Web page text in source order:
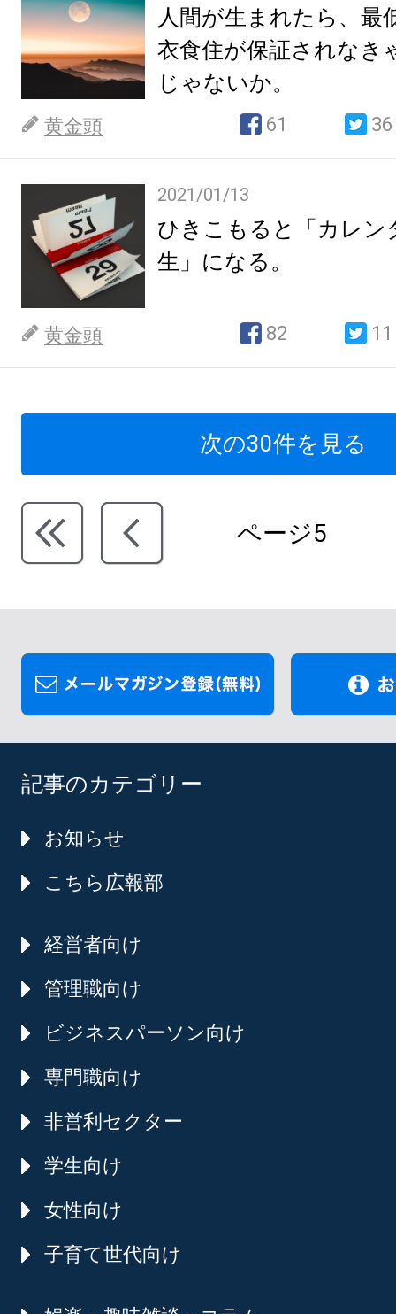
人間が生まれたら、最
衣食住が保証されなき
じゃないか。
黄金頭 61 36
2021/01/13
ひきこもると「カレン
生」になる。
黄金頭 82 11
次の30件を見る
ページ5
記事のカテゴリー
お知らせ
こちら広報部
経営者向け
管理職向け
ビジネスパーソン向け
専門職向け
非営利セクター
学生向け
女性向け
子育て世代向け